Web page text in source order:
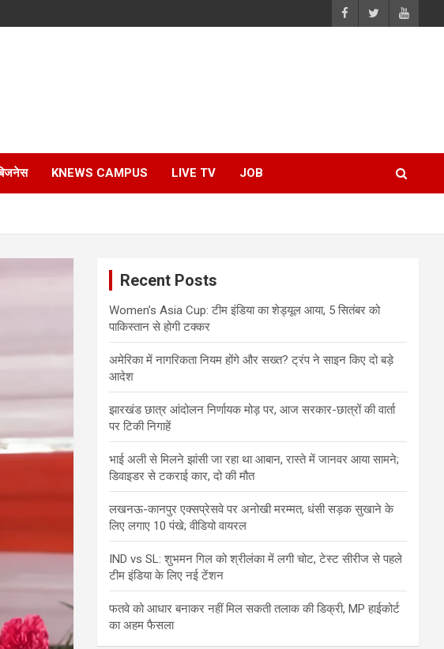
KNEWS CAMPUS LIVE TV JOB
Recent Posts
Women’s Asia Cup: टीम इंडिया का शेड्यूल आया, 5 सितंबर को
पाकिस्तान से होगी टक्कर
अमेरिका में नागरिकता नियम होंगे और सख्त? ट्रंप ने साइन किए दो बड़े
आदेश
झारखंड छात्र आंदोलन निर्णायक मोड़ पर, आज सरकार-छात्रों की वार्ता
पर टिकी निगाहें
भाई अली से मिलने झांसी जा रहा था आबान, रास्ते में जानवर आया सामने;
डिवाइडर से टकराई कार, दो की मौत
लखनऊ-कानपुर एक्सप्रेसवे पर अनोखी मरम्मत, धंसी सड़क सुखाने के
लिए लगाए 10 पंखे; वीडियो वायरल
IND vs SL: शुभमन गिल को श्रीलंका में लगी चोट, टेस्ट सीरीज से पहले
टीम इंडिया के लिए नई टेंशन
फतवे को आधार बनाकर नहीं मिल सकती तलाक की डिक्री, MP हाईकोर्ट
का अहम फैसला